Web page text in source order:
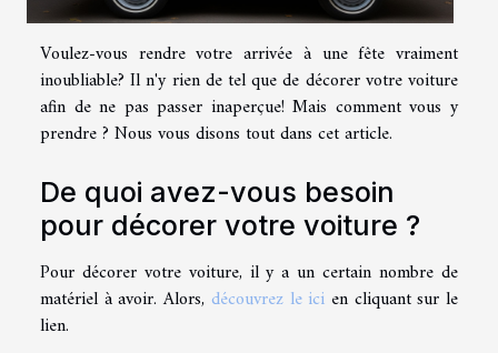
Voulez-vous rendre votre arrivée à une fête vraiment
inoubliable? Il n'y rien de tel que de décorer votre voiture
afin de ne pas passer inaperçue! Mais comment vous y
prendre ? Nous vous disons tout dans cet article.
De quoi avez-vous besoin
pour décorer votre voiture ?
Pour décorer votre voiture, il y a un certain nombre de
matériel à avoir. Alors, découvrez le ici en cliquant sur le
lien.